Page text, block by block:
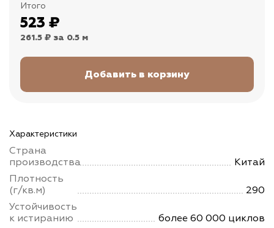
Итого
523 ₽
261.5 ₽ за 0.5 м
Характеристики
Страна
производства
Китай
Плотность
(г/кв.м)
290
Устойчивость
к истиранию
более 60 000 циклов